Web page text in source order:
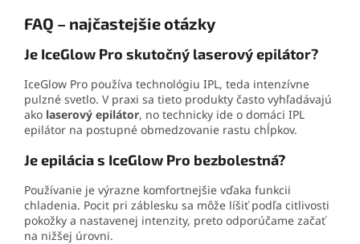
FAQ – najčastejšie otázky
Je IceGlow Pro skutočný laserový epilátor?
IceGlow Pro používa technológiu IPL, teda intenzívne
pulzné svetlo. V praxi sa tieto produkty často vyhľadávajú
ako laserový epilátor, no technicky ide o domáci IPL
epilátor na postupné obmedzovanie rastu chĺpkov.
Je epilácia s IceGlow Pro bezbolestná?
Používanie je výrazne komfortnejšie vďaka funkcii
chladenia. Pocit pri záblesku sa môže líšiť podľa citlivosti
pokožky a nastavenej intenzity, preto odporúčame začať
na nižšej úrovni.